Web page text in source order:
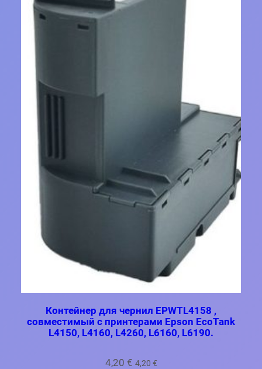
Контейнер для чернил EPWTL4158 ,
совместимый с принтерами Epson EcoTank
L4150, L4160, L4260, L6160, L6190.
4,20 € 4,20 €